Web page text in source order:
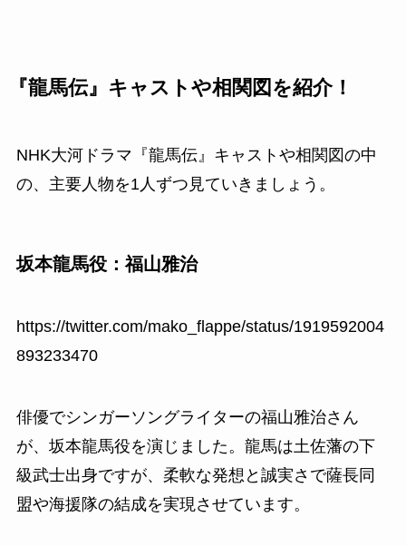
『龍馬伝』キャストや相関図を紹介！
NHK大河ドラマ『龍馬伝』キャストや相関図の中
の、主要人物を1人ずつ見ていきましょう。
坂本龍馬役：福山雅治
https://twitter.com/mako_flappe/status/1919592004
893233470
俳優でシンガーソングライターの福山雅治さん
が、坂本龍馬役を演じました。龍馬は土佐藩の下
級武士出身ですが、柔軟な発想と誠実さで薩長同
盟や海援隊の結成を実現させています。